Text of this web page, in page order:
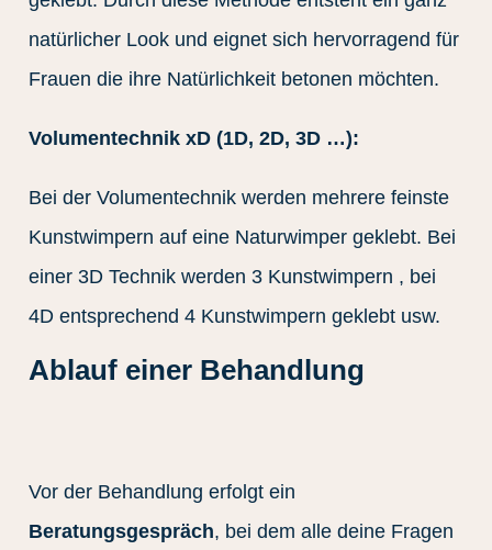
natürlicher Look und eignet sich hervorragend für
Frauen die ihre Natürlichkeit betonen möchten.
Volumentechnik xD (1D, 2D, 3D …):
Bei der Volumentechnik werden mehrere feinste
Kunstwimpern auf eine Naturwimper geklebt. Bei
einer 3D Technik werden 3 Kunstwimpern , bei
4D entsprechend 4 Kunstwimpern geklebt usw.
Ablauf einer Behandlung
Vor der Behandlung erfolgt ein
Beratungsgespräch, bei dem alle deine Fragen